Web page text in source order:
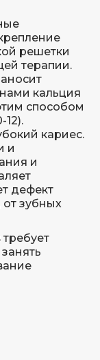
решетки
терапии.
кальция
способом
12).
кариес.
и
и
дефект
зубных